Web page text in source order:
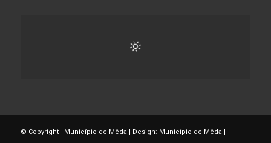
© Copyright - Município de Mêda | Design: Município de Mêda |